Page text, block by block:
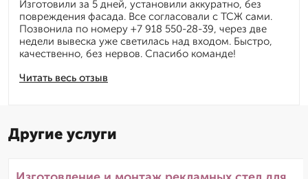
Читать весь отзыв
Изготовили за 5 дней, установили аккуратно, без
повреждения фасада. Все согласовали с ТСЖ сами.
Позвонила по номеру +7 918 550-28-39, через две
недели вывеска уже светилась над входом. Быстро,
качественно, без нервов. Спасибо команде!
Другие услуги